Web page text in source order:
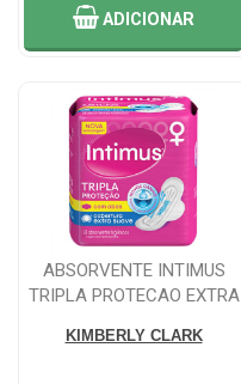
ADICIONAR
ABSORVENTE INTIMUS
TRIPLA PROTECAO EXTRA
KIMBERLY CLARK